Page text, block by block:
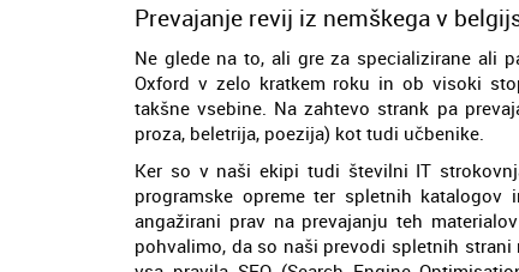
Prevajanje revij iz nemškega v
Ne glede na to, ali gre za specializirane ali
Oxford v zelo kratkem roku in ob visoki
takšne vsebine. Na zahtevo strank pa
proza, beletrija, poezija) kot tudi učbenike.
Ker so v naši ekipi tudi številni IT
programske opreme ter spletnih
angažirani prav na prevajanju teh
pohvalimo, da so naši prevodi spletnih